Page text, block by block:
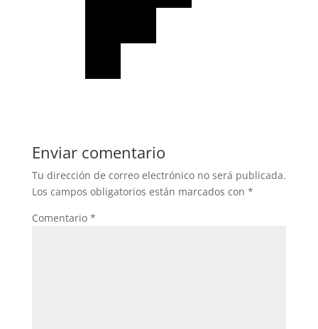
Enviar comentario
Tu dirección de correo electrónico no será publicada.
Los campos obligatorios están marcados con *
Comentario *